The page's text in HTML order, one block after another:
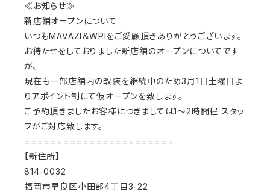
≪お知らせ≫
新店舗オープンについて
いつもMAVAZI＆WPIをご愛顧頂きありがとうございます。
お待たせをしておりました新店舗のオープンについてです
が、
現在も一部店舗内の改装を継続中のため3月1日土曜日よ
りアポイント制にて仮オープンを致します。
ご予約頂きましたお客様につきましては1～2時間程 スタッ
フがご対応致します。
=======================
【新住所】
814-0032
福岡市早良区小田部4丁目3-22